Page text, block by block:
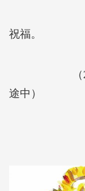
祝福。
（
途中）